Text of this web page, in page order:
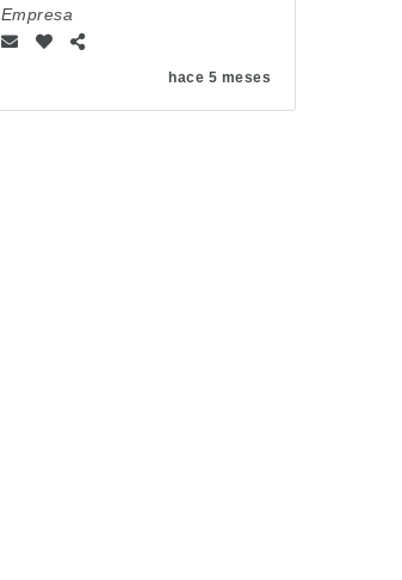
hace 5 meses
Empresa